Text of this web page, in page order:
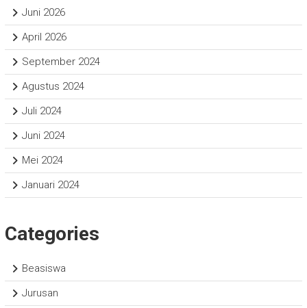
Juni 2026
April 2026
September 2024
Agustus 2024
Juli 2024
Juni 2024
Mei 2024
Januari 2024
Categories
Beasiswa
Jurusan